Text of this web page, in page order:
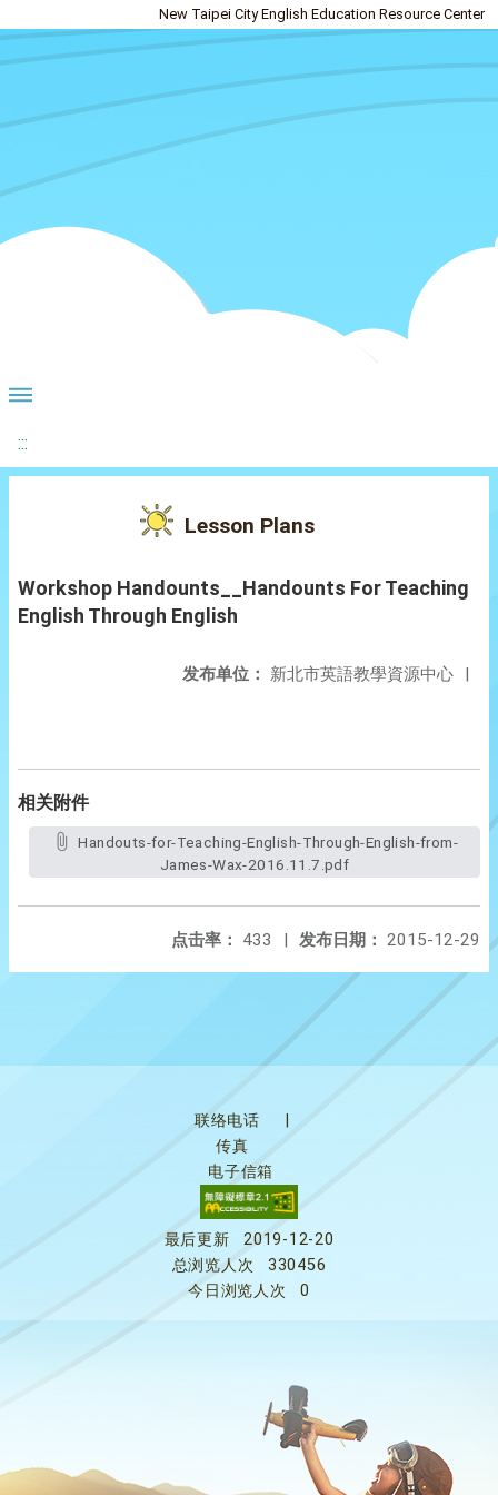
New Taipei City English Education Resource Center
:::
Lesson Plans
Workshop Handounts__Handounts For Teaching
English Through English
发布单位： 新北市英語教學資源中心 |
相关附件
Handouts-for-Teaching-English-Through-English-from-
James-Wax-2016.11.7.pdf
发布日期： 2015-12-29
点击率： 433 |
联络电话
传真
电子信箱
最后更新
2019-12-20
总浏览人次
330456
今日浏览人次
0